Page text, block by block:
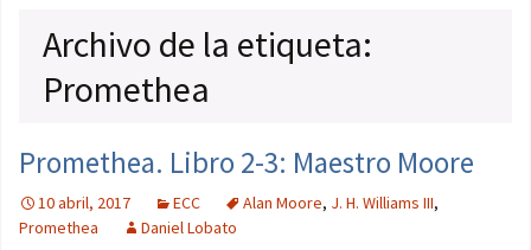
Archivo de la etiqueta:
Promethea
Promethea. Libro 2-3: Maestro Moore
10 abril, 2017 ECC Alan Moore, J. H. Williams III,
Promethea
Daniel Lobato